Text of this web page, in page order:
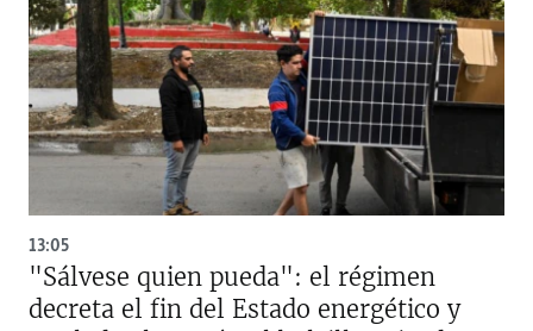
13:05
"Sálvese quien pueda": el régimen
decreta el fin del Estado energético y